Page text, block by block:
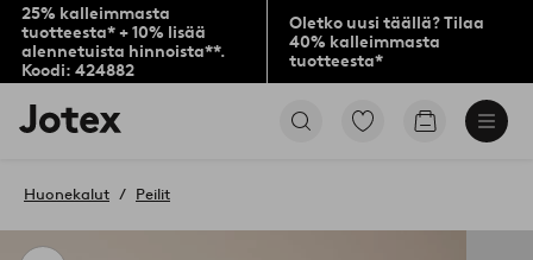
25% kalleimmasta
tuotteesta* + 10% lisää
alennetuista hinnoista**.
Koodi: 424882
Oletko uusi täällä? Tilaa
40% kalleimmasta
tuotteesta*
Jotex-
logo
aloitussivulle
Siirry
Siirry
Huonekalut Peilit